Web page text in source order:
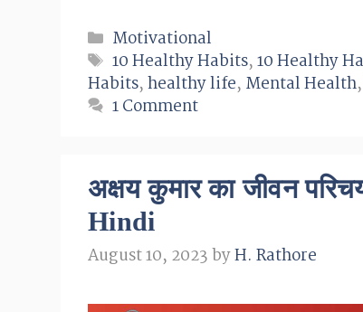
Categories
Motivational
Tags
10 Healthy Habits,10 Healthy
Habits,healthy life, Mental Health,
1 Comment
अक्षय कुमार का जीवन
Hindi
August 10, 2023byH. Rathore